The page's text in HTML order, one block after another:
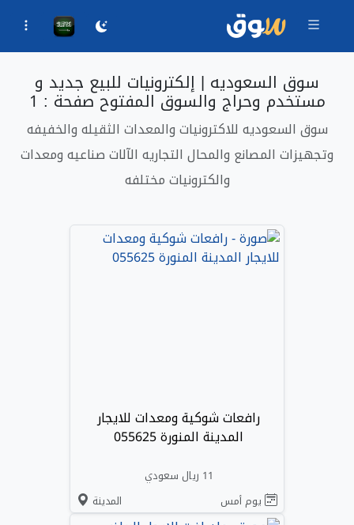
سوق السعوديه | إلكترونيات للبيع جديد و
مستخدم وحراج والسوق المفتوح صفحة : 1
سوق السعوديه للاكترونيات والمعدات الثقيله والخفيفه
وتجهيزات المصانع والمحال التجاريه الآلات صناعيه ومعدات
والكترونيات مختلفه
رافعات شوكية ومعدات للايجار
المدينة المنورة 055625
11 ريال سعودي
يوم أمس
المدينة